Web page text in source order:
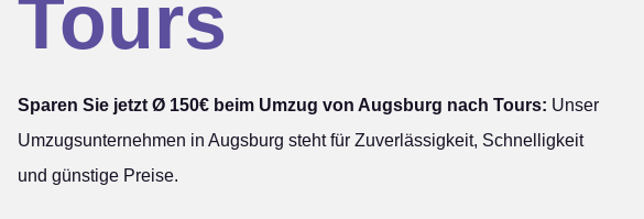
Tours
Sparen Sie jetzt Ø 150€ beim Umzug von Augsburg nach Tours: Unser
Umzugsunternehmen in Augsburg steht für Zuverlässigkeit, Schnelligkeit
und günstige Preise.